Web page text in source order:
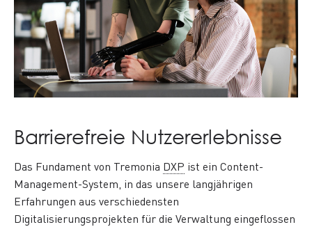
Barrierefreie Nutzererlebnisse
Das Fundament von Tremonia DXP ist ein Content-
Management-System, in das unsere langjährigen
Erfahrungen aus verschiedensten
Digitalisierungsprojekten für die Verwaltung eingeflossen